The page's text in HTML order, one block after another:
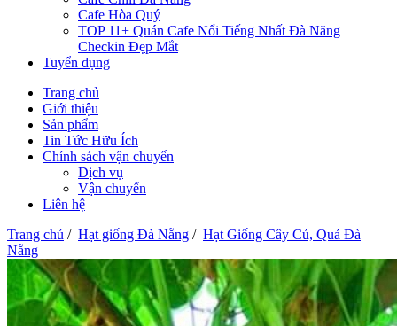
Cafe Hòa Quý
TOP 11+ Quán Cafe Nổi Tiếng Nhất Đà Năng
Checkin Đẹp Mắt
Tuyển dụng
Trang chủ
Giới thiệu
Sản phẩm
Tin Tức Hữu Ích
Chính sách vận chuyển
Dịch vụ
Vận chuyển
Liên hệ
Trang chủ / Hạt giống Đà Nẵng / Hạt Giống Cây Củ, Quả Đà
Nẵng